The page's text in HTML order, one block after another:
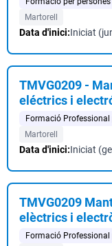
Martorell
Data d'inici:Iniciat
TMVG0209 -
eléctrics i
Formació
Martorell
Data d'inici:Iniciat
TMVG0209
elèctrics i
Formació